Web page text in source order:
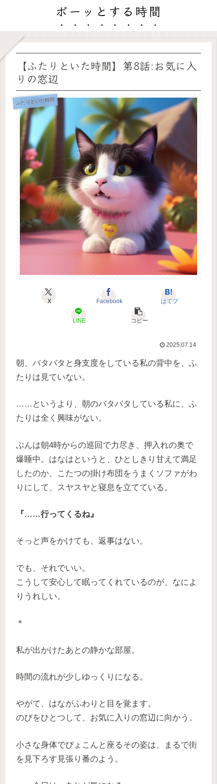
ボーッとする時間
【ふたりといた時間】第8話:お気に入
りの窓辺
ふたりといた時間
X Facebook はてブ
LINE コピー
2025.07.14
朝、バタバタと身支度をしている私の背中を、ふ
たりは見ていない。
……というより、朝のバタバタしている私に、ふ
たりは全く興味がない。
ぶんは朝4時からの巡回で力尽き、押入れの奥で
爆睡中。はなはというと、ひとしきり甘えて満足
したのか、こたつの掛け布団をうまくソファがわ
りにして、スヤスヤと寝息を立てている。
『……行ってくるね』
そっと声をかけても、返事はない。
でも、それでいい。
こうして安心して眠ってくれているのが、なによ
りうれしい。
＊
私が出かけたあとの静かな部屋。
時間の流れが少しゆっくりになる。
やがて、はながふわりと目を覚ます。
のびをひとつして、お気に入りの窓辺に向かう。
小さな身体でぴょこんと座るその姿は、まるで街
を見下ろす見張り番のよう。